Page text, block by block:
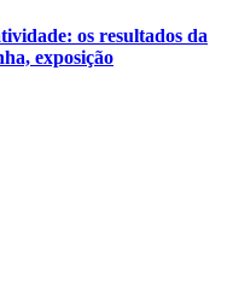
os resultados da
exposição